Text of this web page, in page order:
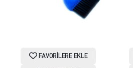
FAVORILERE EKLE